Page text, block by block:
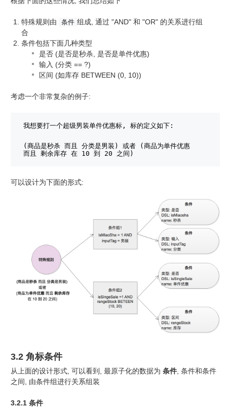
特殊规则由 条件 组成, 通过 "AND" 和 "OR" 的关系进行组
合
条件包括下面几种类型
是否 (是否是秒杀, 是否是单件优惠)
输入 (分类 == ?)
区间 (如库存 BETWEEN (0, 10))
考虑一个非常复杂的例子:
我想要打一个超级男装单件优惠标, 标的定义如下:
(商品是秒杀 而且 分类是男装) 或者 (商品为单件优惠
而且 剩余库存 在 10 到 20 之间)
可以设计为下面的形式:
3.2 角标条件
从上面的设计形式, 可以看到, 最原子化的数据为 条件 , 条件和条件
之间, 由条件组进行关系组装
3.2.1 条件